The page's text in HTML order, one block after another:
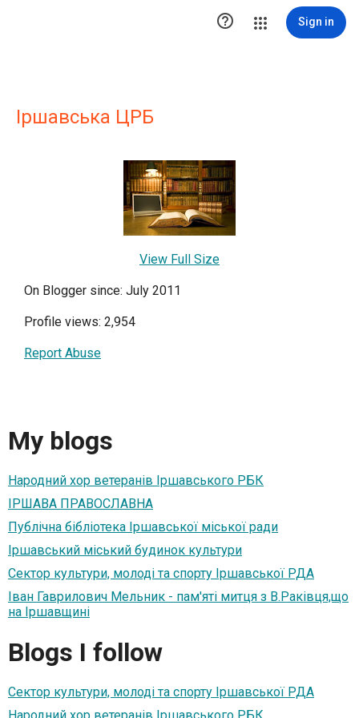
 Sign in
Іршавська ЦРБ
View Full Size
On Blogger since: July 2011
Profile views: 2,954
Report Abuse
My blogs
Народний хор ветеранів Іршавського РБК
ІРШАВА ПРАВОСЛАВНА
Публічна бібліотека Іршавської міської ради
Іршавський міський будинок культури
Сектор культури, молоді та спорту Іршавської РДА
Іван Гаврилович Мельник - пам'яті митця з В.Раківця,що
на Іршавщині
Blogs I follow
Сектор культури, молоді та спорту Іршавської РДА